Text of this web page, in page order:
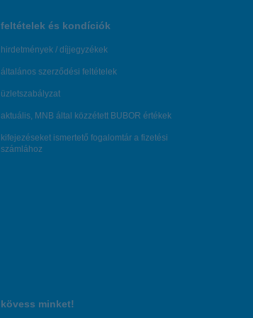
feltételek és kondíciók
hirdetmények / díjjegyzékek
általános szerződési feltételek
üzletszabályzat
aktuális, MNB által közzétett BUBOR értékek
kifejezéseket ismertető fogalomtár a fizetési
számlához
kövess minket!